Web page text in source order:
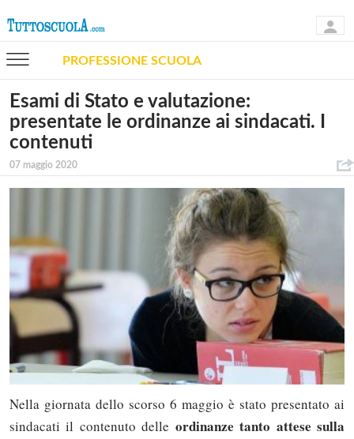
PROFESSIONE SCUOLA
Esami di Stato e valutazione:
presentate le ordinanze ai sindacati. I
contenuti
07 maggio 2020
Nella giornata dello scorso 6 maggio è stato presentato ai
sindacati il contenuto delle ordinanze tanto attese sulla